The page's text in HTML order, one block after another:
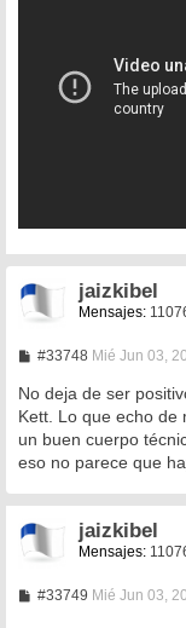
jaizkibel
Mensajes:
#33748M
n
s
a
j
e
Mié Jun 03,
No deja de ser
Kett. Lo que echo de
un buen cuerpo
eso no parece que
jaizkibel
Mensajes:
#33749MMié Jun 03,